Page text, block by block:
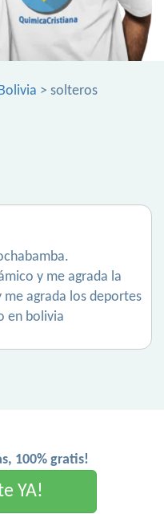
> solteros
y me agrada la
agrada los deportes
en bolivia
100% gratis!
YA!